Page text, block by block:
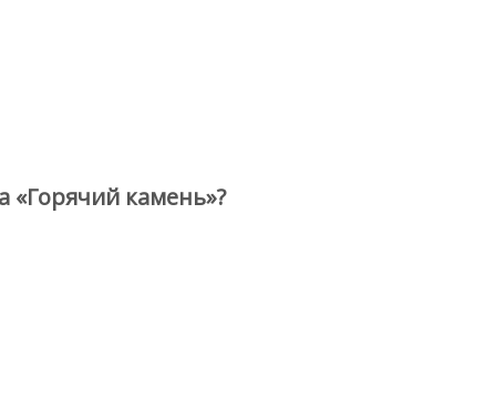
камень»?